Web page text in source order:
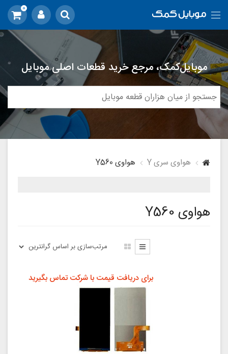
0
موبایل‌کمک، مرجع خرید قطعات اصلی موبایل
هواوی سری Y هواوی Y560
هواوی Y560
برای دریافت قیمت با شرکت تماس بگیرید